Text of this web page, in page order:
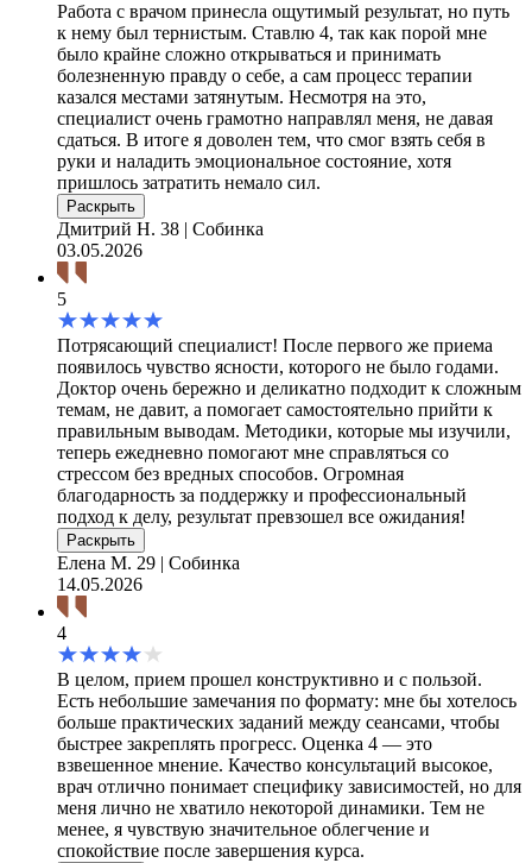
Работа с врачом принесла ощутимый результат, но путь
к нему был тернистым. Ставлю 4, так как порой мне
было крайне сложно открываться и принимать
болезненную правду о себе, а сам процесс терапии
казался местами затянутым. Несмотря на это,
специалист очень грамотно направлял меня, не давая
сдаться. В итоге я доволен тем, что смог взять себя в
руки и наладить эмоциональное состояние, хотя
пришлось затратить немало сил.
Раскрыть
Дмитрий Н. 38 | Собинка
03.05.2026
5
Потрясающий специалист! После первого же приема
появилось чувство ясности, которого не было годами.
Доктор очень бережно и деликатно подходит к сложным
темам, не давит, а помогает самостоятельно прийти к
правильным выводам. Методики, которые мы изучили,
теперь ежедневно помогают мне справляться со
стрессом без вредных способов. Огромная
благодарность за поддержку и профессиональный
подход к делу, результат превзошел все ожидания!
Раскрыть
Елена М. 29 | Собинка
14.05.2026
4
В целом, прием прошел конструктивно и с пользой.
Есть небольшие замечания по формату: мне бы хотелось
больше практических заданий между сеансами, чтобы
быстрее закреплять прогресс. Оценка 4 — это
взвешенное мнение. Качество консультаций высокое,
врач отлично понимает специфику зависимостей, но для
меня лично не хватило некоторой динамики. Тем не
менее, я чувствую значительное облегчение и
спокойствие после завершения курса.